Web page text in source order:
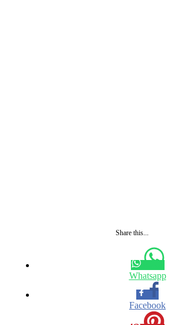
Share this...
Whatsapp
Facebook